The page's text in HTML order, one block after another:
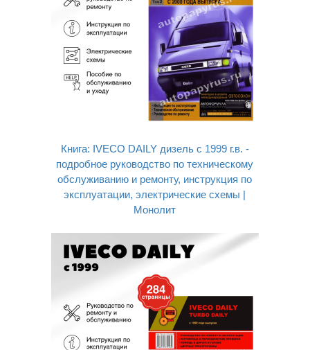
Книга: IVECO DAILY дизель с 1999 г.в. -
подробное руководство по техническому
обслуживанию и ремонту, инструкция по
эксплуатации, электрические схемы |
Монолит